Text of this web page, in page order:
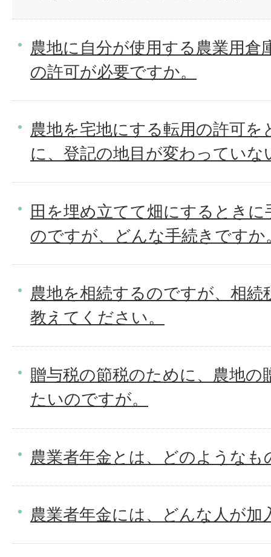
農地に自分が使用する農業用倉
の許可が必要ですか。
農地を宅地にする転用の許可
に、登記の地目が変わっていな
田を埋め立てて畑にするとき
のですが、どんな手続きですか
農地を相続するのですが、相続
教えてください。
贈与税の節税のために、農地の
たいのですが。
農業者年金とは、どのようなも
農業者年金には、どんな人が加